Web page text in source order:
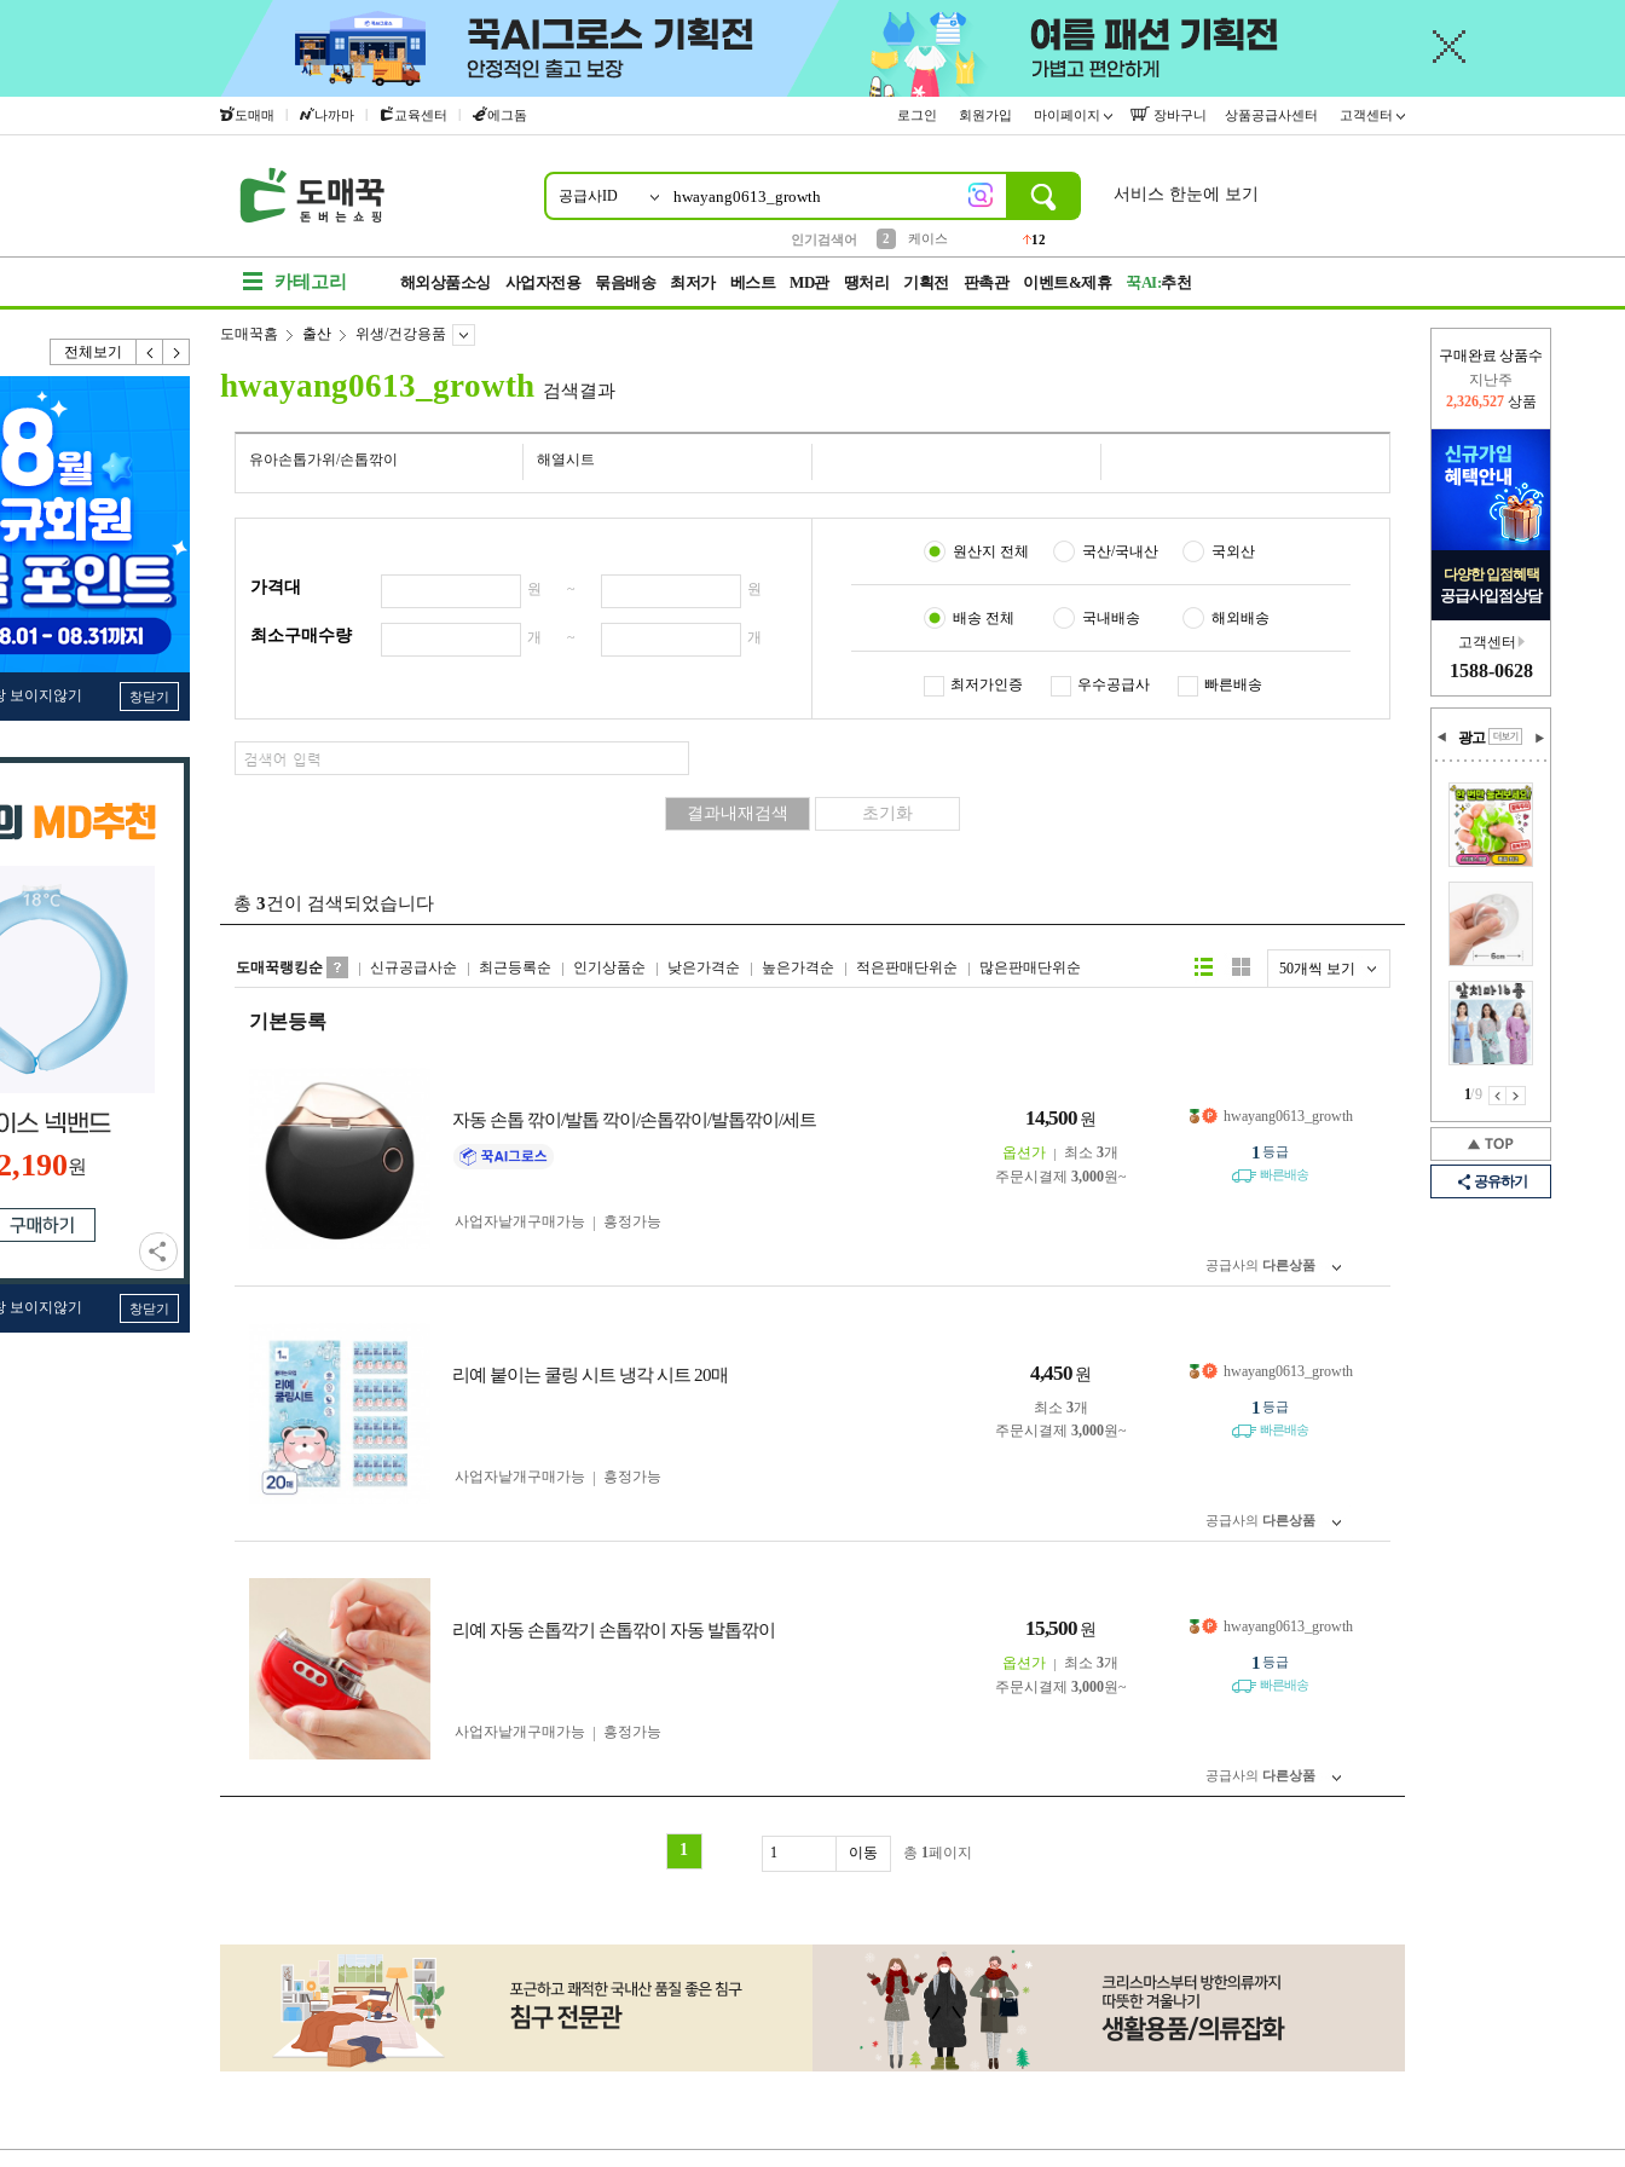
도매매 | 나까마 | 교육센터 | 에그돔 로그인 회원가입 마이페이지 장바구니 상품공급사센터 고객센터
공급사ID
인기검색어
2
케이스
12
서비스 한눈에 보기
카테고리 해외상품소싱 사업자전용 묶음배송 최저가 베스트 MD관 땡처리 기획전 판촉관 이벤트&제휴 꾹AI:추천
전체보기
보이지않기 창닫기
원
보이지않기 창닫기
구매완료 상품수
지난주
2,326,527 상품
다양한 입점혜택
공급사입점상담
고객센터
1588-0628
광고
1/9
공유하기
도매꾹홈 출산 위생/건강용품
hwayang0613_growth 검색결과
유아손톱가위/손톱깎이 해열시트
가격대 원 ~ 원
최소구매수량 개 ~ 개
원산지 전체 국산/국내산 국외산
배송 전체 국내배송 해외배송
최저가인증 우수공급사 빠른배송
총 3건이 검색되었습니다
도매꾹랭킹순 신규공급사순 최근등록순 인기상품순 낮은가격순 높은가격순 적은판매단위순 많은판매단위순 50개씩 보기
리스트형갤러리형
기본등록
자동 손톱 깎이/발톱 깍이/손톱깎이/발톱깎이/세트 14,500 원
옵션가 최소 3개
주문시결제 3,000원~
사업자 낱개구매가능 흥정가능
hwayang0613_growth
1 등급
빠른배송
공급사의 다른상품
리예 붙이는 쿨링 시트 냉각 시트 20매 4,450 원
최소 3개
주문시결제 3,000원~
사업자 낱개구매가능 흥정가능
hwayang0613_growth
1 등급
빠른배송
공급사의 다른상품
리예 자동 손톱깍기 손톱깎이 자동 발톱깎이 15,500 원
옵션가 최소 3개
주문시결제 3,000원~
사업자 낱개구매가능 흥정가능
hwayang0613_growth
1 등급
빠른배송
공급사의 다른상품
1 총 1페이지